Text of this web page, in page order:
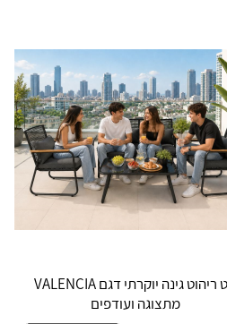
סט ריהוט גינה יוקרתי דגם VALENCIA
מתצוגה ועודפים